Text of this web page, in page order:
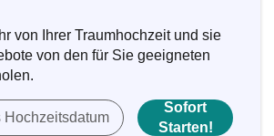
von Ihrer Traumhochzeit und sie
von den für Sie geeigneten
Hochzeitsdatum
Sofort
Starten!